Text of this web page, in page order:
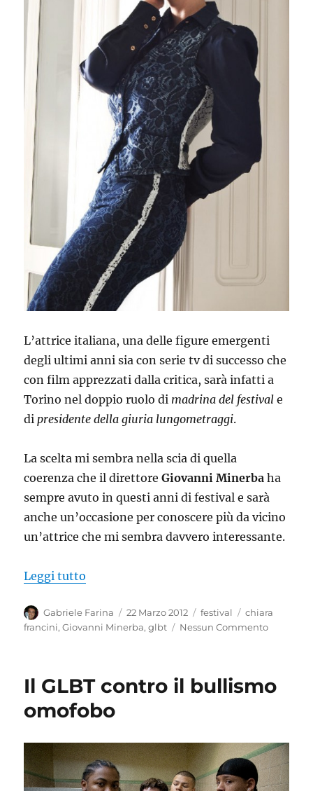
L’attrice italiana, una delle figure emergenti
degli ultimi anni sia con serie tv di successo che
con film apprezzati dalla critica, sarà infatti a
Torino nel doppio ruolo di madrina del festival e
di presidente della giuria lungometraggi.
La scelta mi sembra nella scia di quella
coerenza che il direttoreGiovanni Minerba ha
sempre avuto in questi anni di festival e sarà
anche un’occasione per conoscere più da vicino
un’attrice che mi sembra davvero interessante.
Leggi tutto
Autore
Gabriele Farina
Pubblicato
il
22 Marzo 2012 Categorie
festival Tag
chiara
francini,Giovanni Minerba,glbt Nessun Commento
Il GLBT contro il bullismo
omofobo